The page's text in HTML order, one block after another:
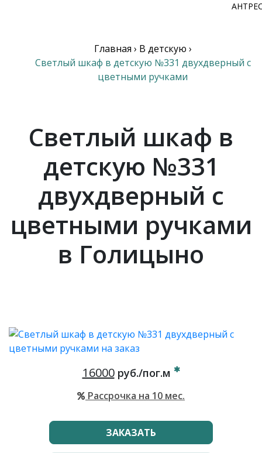
Главная › В детскую ›
Светлый шкаф в детскую №331 двухдверный с
цветными ручками
Светлый шкаф в
детскую №331
двухдверный с
цветными ручками
в Голицыно
16000руб./пог.м
Рассрочка на 10 мес.
ЗАКАЗАТЬ